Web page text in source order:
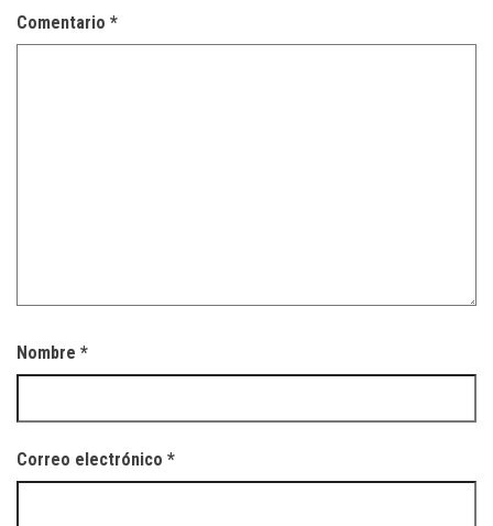
Comentario *
Nombre *
Correo electrónico *